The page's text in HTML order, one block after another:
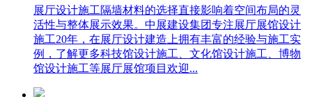
展厅设计施工隔墙材料的选择直接影响着空间布局的灵
活性与整体展示效果。中展建设集团专注展厅展馆设计
施工20年，在展厅设计建造上拥有丰富的经验与施工实
例，了解更多科技馆设计施工、文化馆设计施工、博物
馆设计施工等展厅展馆项目欢迎...